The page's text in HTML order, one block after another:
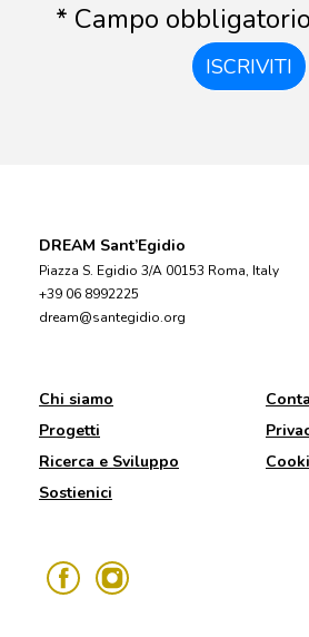
* Campo obbligatorio
ISCRIVITI
DREAM Sant’Egidio
Piazza S. Egidio 3/A 00153 Roma, Italy
+39 06 8992225
dream@santegidio.org
Chi siamo
Progetti
Ricerca e Sviluppo
Sostienici